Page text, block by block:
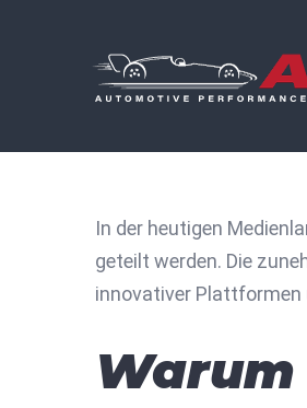
In der heutigen
geteilt werden. Die
innovativer Plattformen